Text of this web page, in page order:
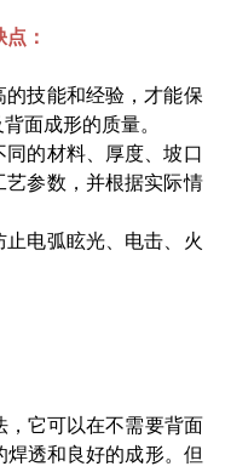
：
的技能和经验，才能保
面成形的质量。
同的材料、厚度、坡口
参数，并根据实际情
止电弧眩光、电击、火
，它可以在不需要背面
透和良好的成形。但